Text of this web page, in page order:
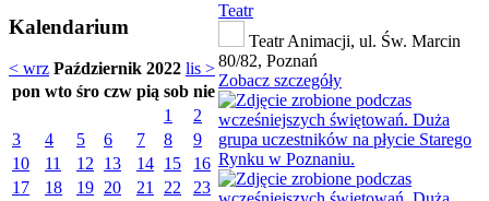
Kalendarium
< wrz Październik 2022 lis >
pon wto śro czw pią sob nie
1
2
3
4 5 6 7 8
9
10
11 12 13 14 15
16
17
18 19 20 21 22
23
Teatr
Teatr Animacji, ul. Św. Marcin
80/82, Poznań
Zobacz szczegóły